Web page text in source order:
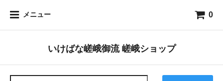
メニュー 0
いけばな嵯峨御流 嵯峨ショップ